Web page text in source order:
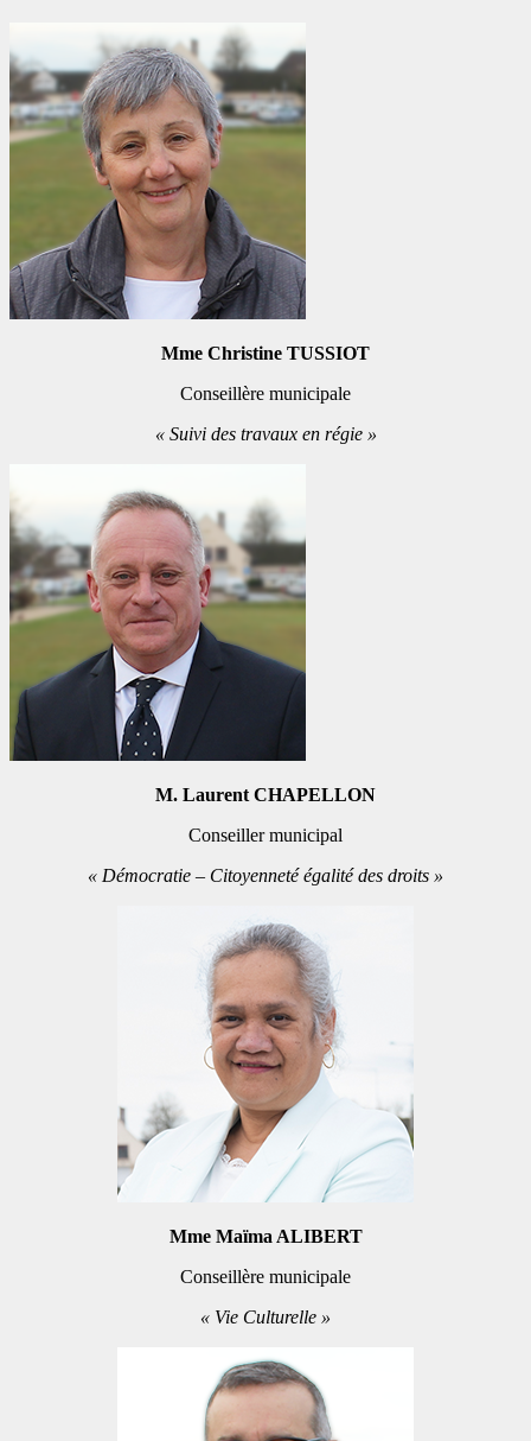
Mme Christine TUSSIOT
Conseillère municipale
« Suivi des travaux en régie »
M. Laurent CHAPELLON
Conseiller municipal
« Démocratie – Citoyenneté égalité des droits »
Mme Maïma ALIBERT
Conseillère municipale
« Vie Culturelle »